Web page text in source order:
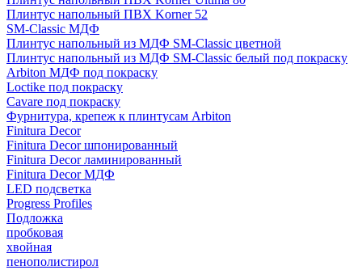
Плинтус напольный ПВХ Korner 52
SM-Classic МДФ
Плинтус напольный из МДФ SM-Classic цветной
Плинтус напольный из МДФ SM-Classic белый под покраску
Arbiton МДФ под покраску
Loctike под покраску
Cavare под покраску
Фурнитура, крепеж к плинтусам Arbiton
Finitura Decor
Finitura Decor шпонированный
Finitura Decor ламинированный
Finitura Decor МДФ
LED подсветка
Progress Profiles
Подложка
пробковая
хвойная
пенополистирол